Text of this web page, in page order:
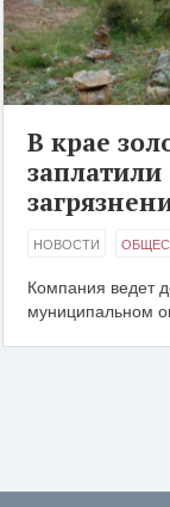
В крае
НОВОСТИ
Компания ведет
муниципальном